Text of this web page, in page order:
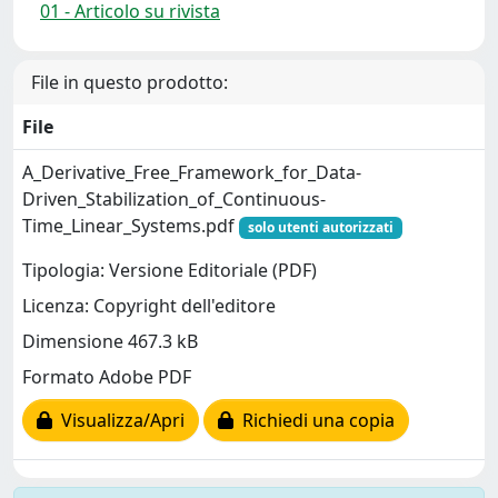
01 - Articolo su rivista
File in questo prodotto:
File
A_Derivative_Free_Framework_for_Data-
Driven_Stabilization_of_Continuous-
Time_Linear_Systems.pdf
solo utenti autorizzati
Tipologia: Versione Editoriale (PDF)
Licenza: Copyright dell'editore
Dimensione 467.3 kB
Formato Adobe PDF
Visualizza/Apri
Richiedi una copia